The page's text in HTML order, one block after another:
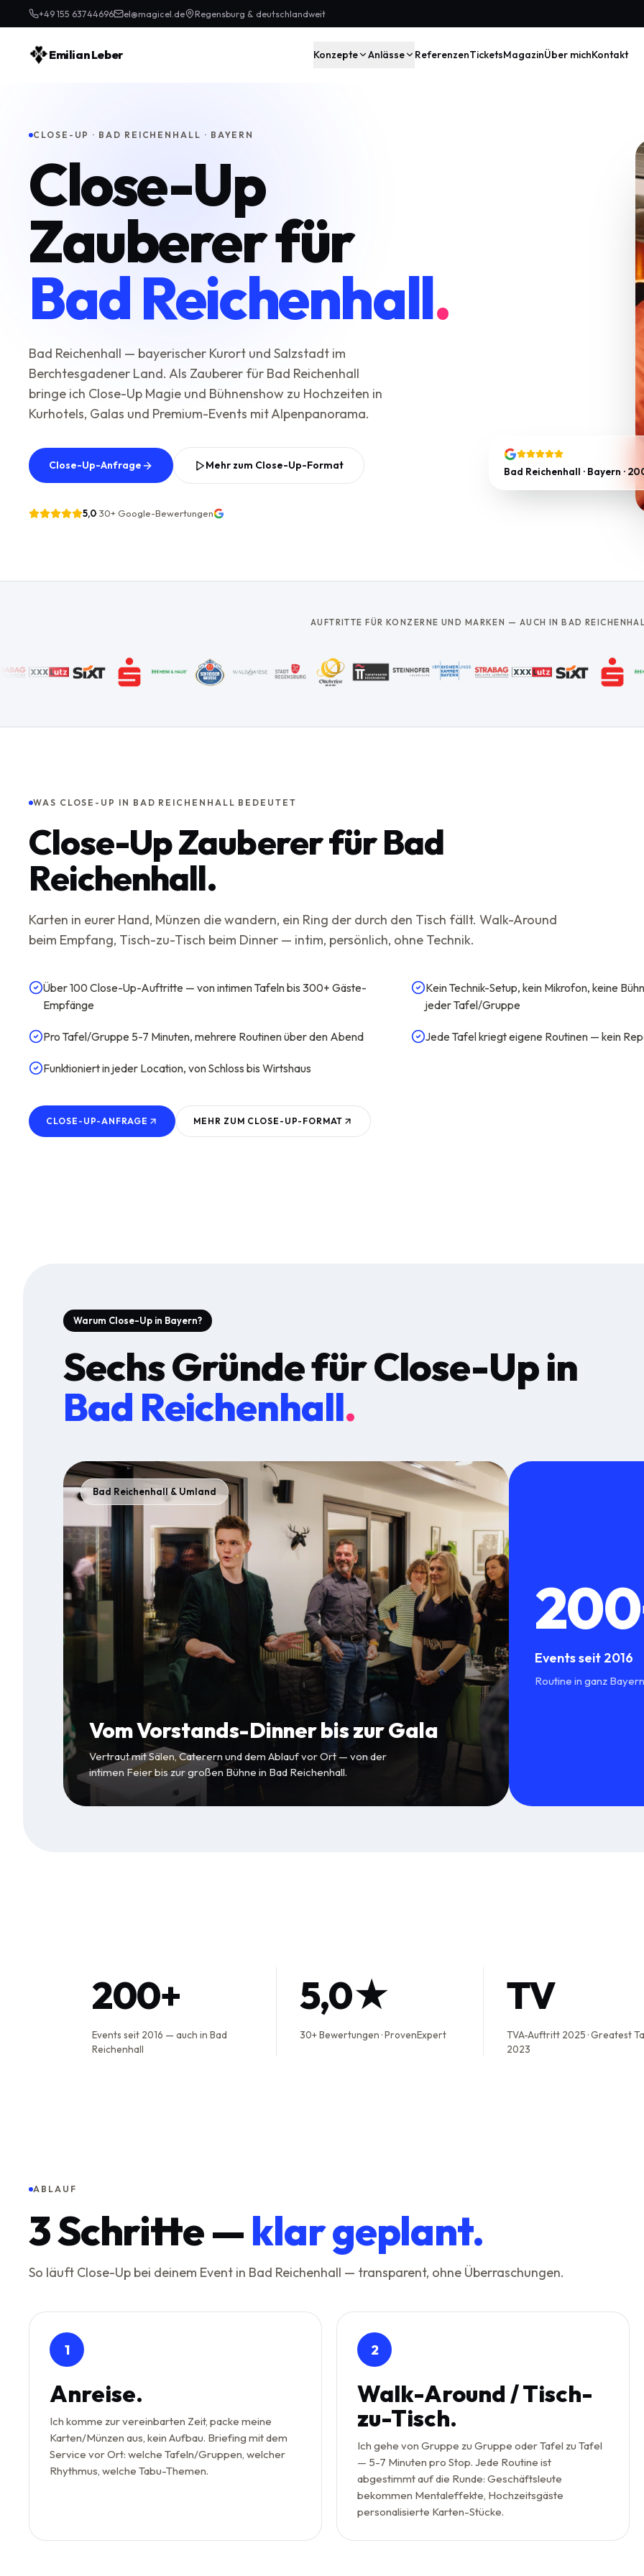
+49 155 63744696 el@magicel.de Regensburg & deutschlandweit
Emilian Leber Konzepte Anlässe ReferenzenTicketsMagazinÜber michKontakt
CLOSE-UP · BAD REICHENHALL · BAYERN
Close-Up
Zauberer für
Bad Reichenhall.
Bad Reichenhall — bayerischer Kurort und Salzstadt im
Berchtesgadener Land. Als Zauberer für Bad Reichenhall
bringe ich Close-Up Magie und Bühnenshow zu Hochzeiten in
Kurhotels, Galas und Premium-Events mit Alpenpanorama.
Close-Up-Anfrage Mehr zum Close-Up-Format
5,0·30+Google-Bewertungen
Bad Reichenhall · Bayern ·
AUFTRITTE FÜR KONZERNE UND MARKEN — AUCH IN BAD
WAS CLOSE-UP IN BAD REICHENHALL BEDEUTET
Close-Up Zauberer für Bad
Reichenhall.
Karten in eurer Hand, Münzen die wandern, ein Ring der durch den Tisch fällt. Walk-Around
beim Empfang, Tisch-zu-Tisch beim Dinner — intim, persönlich, ohne Technik.
Über 100 Close-Up-Auftritte — von intimen Tafeln bis 300+ Gäste-
Empfänge
Kein Technik-Setup, kein Mikrofon, keine
jeder Tafel/Gruppe
Pro Tafel/Gruppe 5-7 Minuten, mehrere Routinen über den Abend Jede Tafel kriegt eigene Routinen — kein
Funktioniert in jeder Location, von Schloss bis Wirtshaus
CLOSE-UP-ANFRAGE MEHR ZUM CLOSE-UP-FORMAT
Warum Close-Up in Bayern?
Sechs Gründe fürClose-Upin
Bad Reichenhall.
Bad Reichenhall & Umland
Vom Vorstands-Dinner bis zur Gala
Vertraut mit Sälen, Caterern und dem Ablauf vor Ort — von der
intimen Feier bis zur großen Bühne in Bad Reichenhall.
Events seit 2016
Routine in ganz
200+
Events seit 2016 — auch in Bad
Reichenhall
5,0★
30+ Bewertungen · ProvenExpert
TV
TVA-Auftritt 2025 · Greatest
2023
ABLAUF
3Schritte —klar geplant.
So läuft Close-Up bei deinem Event in Bad Reichenhall — transparent, ohne Überraschungen.
1
Anreise.
Ich komme zur vereinbarten Zeit, packe meine
Karten/Münzen aus, kein Aufbau. Briefing mit dem
Service vor Ort: welche Tafeln/Gruppen, welcher
Rhythmus, welche Tabu-Themen.
2
Walk-Around / Tisch-
zu-Tisch.
Ich gehe von Gruppe zu Gruppe oder Tafel zu Tafel
— 5-7 Minuten pro Stop. Jede Routine ist
abgestimmt auf die Runde: Geschäftsleute
bekommen Mentaleffekte, Hochzeitsgäste
personalisierte Karten-Stücke.